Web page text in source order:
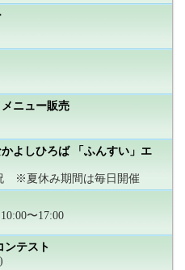
メニュー販売
よしひろば 「ふんすい」エ
※夏休み期間は毎日開催
〜17:00
ンテスト